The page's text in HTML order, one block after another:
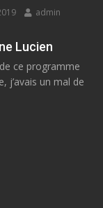
admin
Lucien
ce programme
j’avais un mal de